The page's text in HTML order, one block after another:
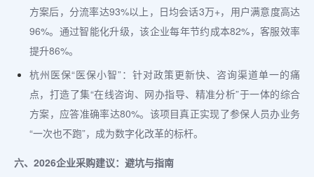
方案后，分流率达93%以上，日均会话3万+，用户满意度高达
96%。通过智能化升级，该企业每年节约成本82%，客服效率
提升86%。
杭州医保“医保小智”：针对政策更新快、咨询渠道单一的痛
点，打造了集“在线咨询、网办指导、精准分析”于一体的综合
方案，应答准确率达80%。该项目真正实现了参保人员办业务
“一次也不跑”，成为数字化改革的标杆。
六、2026企业采购建议：避坑与指南